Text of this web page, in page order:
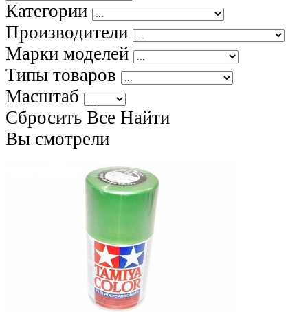
Категории
Производители
Марки моделей
Типы товаров
Масштаб
Сбросить Все Найти
Вы смотрели